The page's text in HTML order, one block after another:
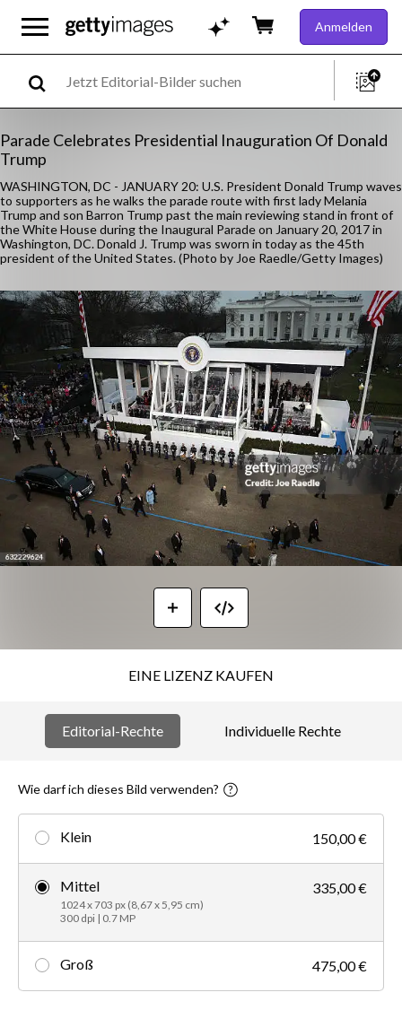
Anmelden
Parade Celebrates Presidential Inauguration Of Donald
Trump
WASHINGTON, DC - JANUARY 20: U.S. President Donald Trump waves
to supporters as he walks the parade route with first lady Melania
Trump and son Barron Trump past the main reviewing stand in front of
the White House during the Inaugural Parade on January 20, 2017 in
Washington, DC. Donald J. Trump was sworn in today as the 45th
president of the United States. (Photo by Joe Raedle/Getty Images)
EINE LIZENZ KAUFEN
Editorial-Rechte Individuelle Rechte
Wie darf ich dieses Bild verwenden?
Klein 150,00 €
Mittel
1024 x 703 px (8,67 x 5,95 cm)
300 dpi | 0.7 MP
335,00 €
Groß 475,00 €